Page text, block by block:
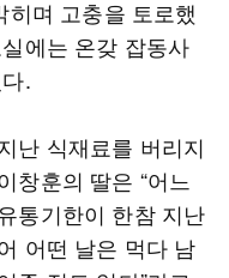
히며 고충을 토로했
에는 온갖 잡동사
.
난 식재료를 버리지
창훈의 딸은 “어느
통기한이 한참 지난
어떤 날은 먹다 남